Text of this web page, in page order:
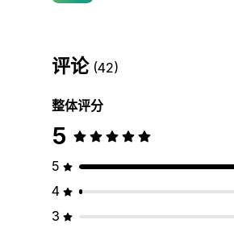
评论 (42)
整体评分
5
5
4
3